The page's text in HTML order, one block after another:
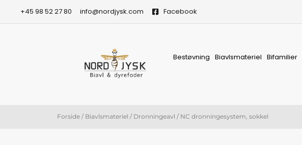
+45 98 52 27 80 info@nordjysk.com Facebook
Bestøvning Biavlsmateriel Bifamilier
Forside / Biavlsmateriel / Dronningeavl / NC dronningesystem, sokkel